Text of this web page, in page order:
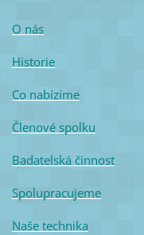
O nás
Historie
Co nabízíme
Členové spolku
Badatelská činnost
Spolupracujeme
Naše technika